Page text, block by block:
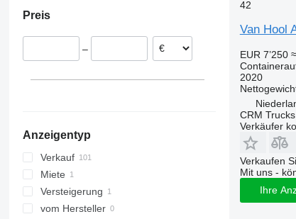
Frankreich
Polen
Preis
–
Anzeigentyp
Verkauf
Miete
Versteigerung
vom Hersteller
42
Van Hool
EUR 7’250
2020
CRM
Verkäufer
Verkaufen
Mit uns -
Ihre